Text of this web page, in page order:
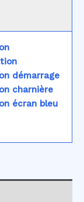
démarrage
charnière
écran bleu